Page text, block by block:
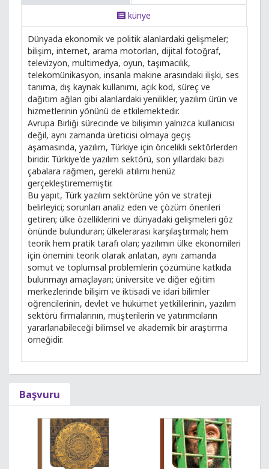
künye
Dünyada ekonomik ve politik alanlardaki gelişmeler;
bilişim, internet, arama motorları, dijital fotoğraf,
televizyon, multimedya, oyun, taşımacılık,
telekomünikasyon, insanla makine arasındaki ilişki, ses
tanıma, dış kaynak kullanımı, açık kod, süreç ve
dağıtım ağları gibi alanlardaki yenilikler, yazılım ürün ve
hizmetlerinin yönünü de etkilemektedir.
Avrupa Birliği sürecinde ve bilişimin yalnızca kullanıcısı
değil, aynı zamanda üreticisi olmaya geçiş
aşamasında, yazılım, Türkiye için öncelikli sektörlerden
biridir. Türkiye'de yazılım sektörü, son yıllardaki bazı
çabalara rağmen, gerekli atılımı henüz
gerçekleştirememiştir.
Bu yapıt, Türk yazılım sektörüne yön ve strateji
belirleyici; sorunları analiz eden ve çözüm önerileri
getiren; ülke özelliklerini ve dünyadaki gelişmeleri göz
önünde bulunduran; ülkelerarası karşılaştırmalı; hem
teorik hem pratik tarafı olan; yazılımın ülke ekonomileri
için önemini teorik olarak anlatan, aynı zamanda
somut ve toplumsal problemlerin çözümüne katkıda
bulunmayı amaçlayan; üniversite ve diğer eğitim
merkezlerinde bilişim ve iktisadi ve idari bilimler
öğrencilerinin, devlet ve hükümet yetkililerinin, yazılım
sektörü firmalarının, müşterilerin ve yatırımcıların
yararlanabileceği bilimsel ve akademik bir araştırma
örneğidir.
Başvuru